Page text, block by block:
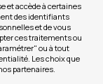
et accède à certaines
des identifiants
et de vous
ces traitements ou
ou à tout
Les choix que
partenaires.